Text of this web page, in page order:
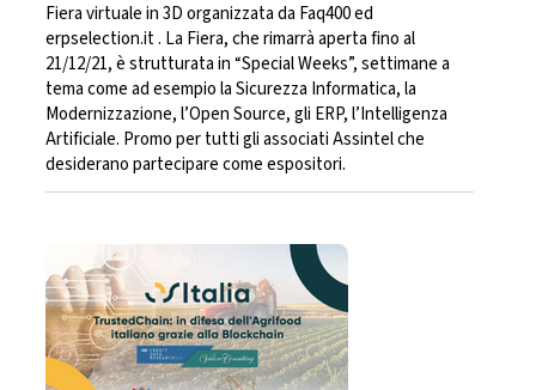
Fiera virtuale in 3D organizzata da Faq400 ed
erpselection.it . La Fiera, che rimarrà aperta fino al
21/12/21, è strutturata in “Special Weeks”, settimane a
tema come ad esempio la Sicurezza Informatica, la
Modernizzazione, l’Open Source, gli ERP, l’Intelligenza
Artificiale. Promo per tutti gli associati Assintel che
desiderano partecipare come espositori.